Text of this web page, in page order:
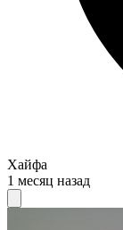
Хайфа
1 месяц назад